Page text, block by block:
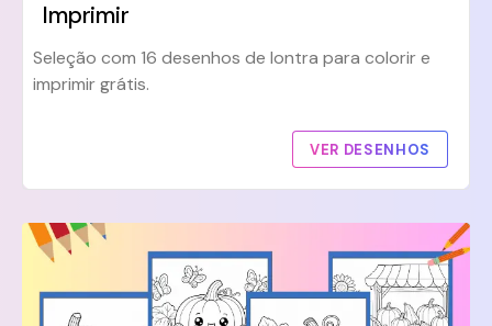
Imprimir
Seleção com 16 desenhos de lontra para colorir e
imprimir grátis.
VER DESENHOS